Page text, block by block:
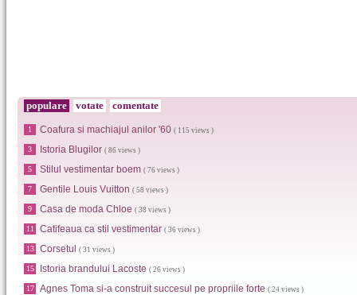
populare votate comentate
1 Coafura si machiajul anilor '60 ( 115 views )
3 Istoria Blugilor ( 86 views )
5 Stilul vestimentar boem ( 76 views )
7 Gentile Louis Vuitton ( 58 views )
9 Casa de moda Chloe ( 38 views )
11 Catifeaua ca stil vestimentar ( 36 views )
13 Corsetul ( 31 views )
15 Istoria brandului Lacoste ( 26 views )
17 Agnes Toma si-a construit succesul pe propriile forte ( 24 views )